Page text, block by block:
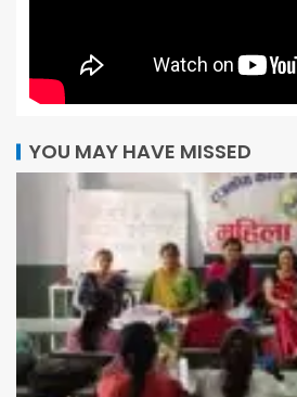
YOU MAY HAVE MISSED